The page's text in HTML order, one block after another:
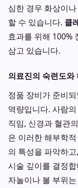
심한 경우 화상이
할 수 있습니다. 클
효과를 위해 100%
삼고 있습니다.
의료진의 숙련도와
정품 장비가 준비
역량입니다. 사람
직임, 신경과 혈관
은 이러한 해부학
의 특성을 파악하
시술 깊이를 결정
자놀이나 볼 부위